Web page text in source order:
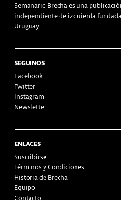
Semanario Brecha es una
independiente de izquierda
Uruguay.
SEGUINOS
Facebook
Twitter
Instagram
Newsletter
ENLACES
Suscribirse
Términos y Condiciones
Historia de Brecha
Equipo
Contacto